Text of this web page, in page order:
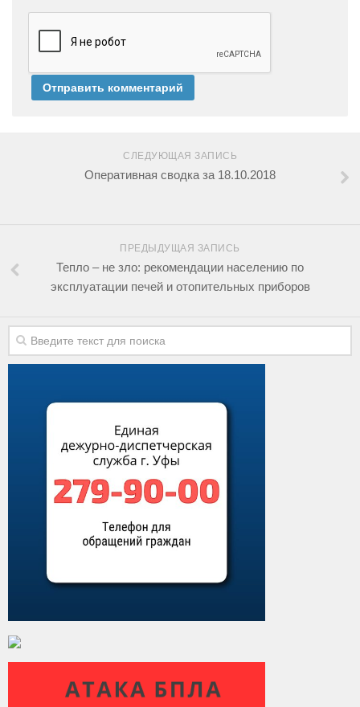
СЛЕДУЮЩАЯ ЗАПИСЬ
Оперативная сводка за 18.10.2018
ПРЕДЫДУЩАЯ ЗАПИСЬ
Тепло – не зло: рекомендации населению по
эксплуатации печей и отопительных приборов